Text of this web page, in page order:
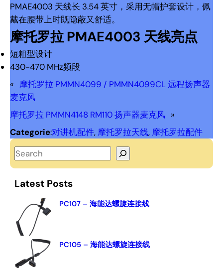
PMAE4003 天线长 3.54 英寸，采用无帽护套设计，佩
戴在腰带上时既隐蔽又舒适。
摩托罗拉 PMAE4003 天线亮点
短粗型设计
430-470 MHz频段
« 摩托罗拉 PMMN4099 / PMMN4099CL 远程扬声器
麦克风
摩托罗拉 PMMN4148 RM110 扬声器麦克风 »
Categorie:对讲机配件, 摩托罗拉天线, 摩托罗拉配件
S
e
a
h
Latest Posts
PC107 – 海能达螺旋连接线
PC105 – 海能达螺旋连接线